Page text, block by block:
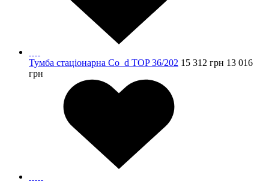
Тумба стаціонарна Co_d TOP 36/202 15 312 грн 13 016
грн